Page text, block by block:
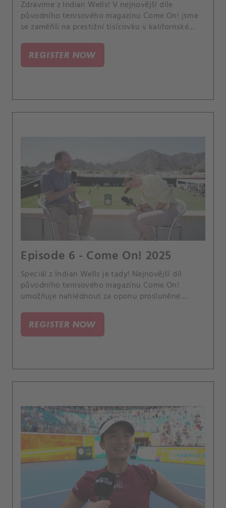
Zdravíme z Indian Wells! V nejnovější díle
původního tenisového magazínu Come On! jsme
se zaměřili na prestižní tisícovku v kalifornské
CANAL+ Sport. Dále přiblížíme novou vizuální
identitu WTA a podíváme se na nejlepší údery
REGISTER NOW
Episode 6 - Come On! 2025
Speciál z Indian Wells je tady! Nejnovější díl
původního tenisového magazínu Come On!
umožňuje nahlédnout za oponu prosluněné
hokejové reprezentanty.
REGISTER NOW